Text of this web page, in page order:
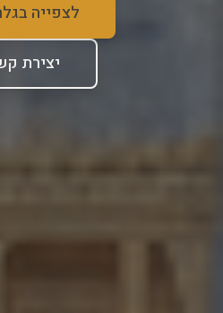
לצפייה
יצירת